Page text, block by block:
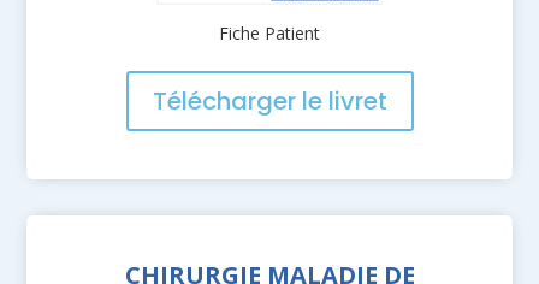
Fiche Patient
Télécharger le livret
CHIRURGIE MALADIE DE